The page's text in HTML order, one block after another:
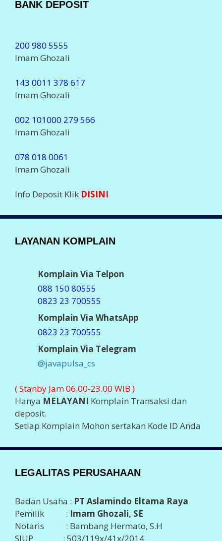
BANK DEPOSIT
200 980 5555
Imam Ghozali
143 0011 378 617
Imam Ghozali
002 101000 279 566
Imam Ghozali
078 018 0061
Imam Ghozali
Info Deposit Klik DISINI
LAYANAN KOMPLAIN
Komplain Via Telpon
088 150 80555
0823 23 700555
Komplain Via WhatsApp
0823 23 700555
Komplain Via Telegram
@javapulsa_cs
( Stanby Jam 06.00-23.00 WIB )
Hanya MELAYANI Komplain Transaksi dan
deposit.
Setiap Komplain Mohon sertakan Kode ID Anda
LEGALITAS PERUSAHAAN
Badan Usaha : PT Aslamindo Eltama Raya
Pemilik : Imam Ghozali, SE
Notaris : Bambang Hermato, S.H
SIUP : 503/119x/41x/2014